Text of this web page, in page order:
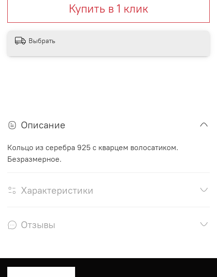
Купить в 1 клик
Выбрать
Описание
Кольцо из серебра 925 с кварцем волосатиком.
Безразмерное.
Характеристики
Отзывы